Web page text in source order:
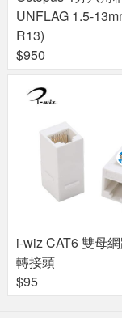
UNFLAG 1.5-
R13)
$950
i-wiz CAT6 雙母
轉接頭
$95